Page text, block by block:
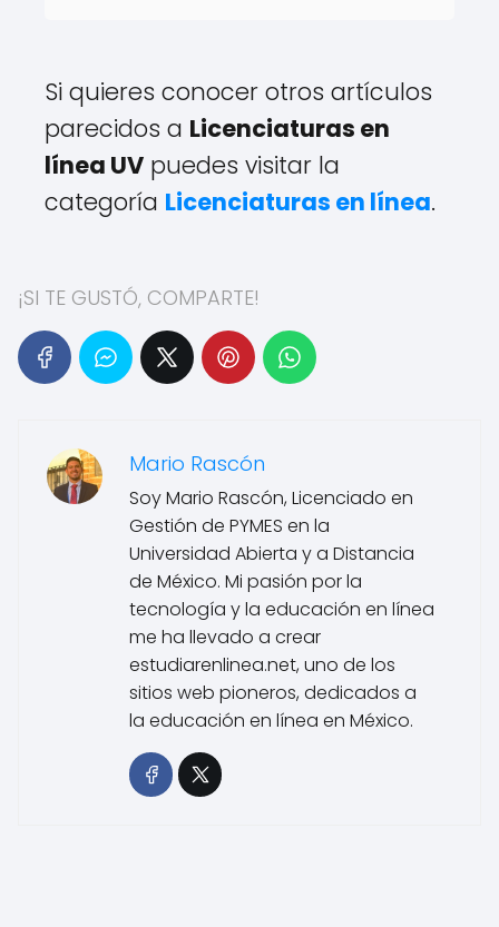
Si quieres conocer otros artículos
parecidos a Licenciaturas en
línea UV puedes visitar la
categoría Licenciaturas en línea.
¡SI TE GUSTÓ, COMPARTE!
Mario Rascón
Soy Mario Rascón, Licenciado en
Gestión de PYMES en la
Universidad Abierta y a Distancia
de México. Mi pasión por la
tecnología y la educación en línea
me ha llevado a crear
estudiarenlinea.net, uno de los
sitios web pioneros, dedicados a
la educación en línea en México.